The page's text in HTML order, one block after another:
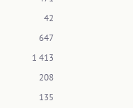
42
647
1 413
208
135